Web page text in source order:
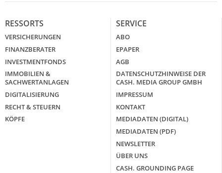
RESSORTS
VERSICHERUNGEN
FINANZBERATER
INVESTMENTFONDS
IMMOBILIEN &
SACHWERTANLAGEN
DIGITALISIERUNG
RECHT & STEUERN
KÖPFE
SERVICE
ABO
EPAPER
AGB
DATENSCHUTZHINWEISE DER
CASH. MEDIA GROUP GMBH
IMPRESSUM
KONTAKT
MEDIADATEN (DIGITAL)
MEDIADATEN (PDF)
NEWSLETTER
ÜBER UNS
CASH. GROUNDING PAGE